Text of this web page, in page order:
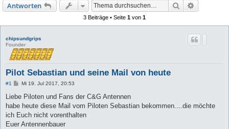
Antworten Suche
3 Beiträge • Seite 1 von 1
chipsundgrips
Founder
Pilot Sebastian und seine Mail von heute
#1
B
i
r
a
Mi 19. Jul 2017, 20:53
Liebe Piloten und Fans der C&G Antennen
habe heute diese Mail vom Piloten Sebastian bekommen....die möchte
ich Euch nicht vorenthalten
Euer Antennenbauer